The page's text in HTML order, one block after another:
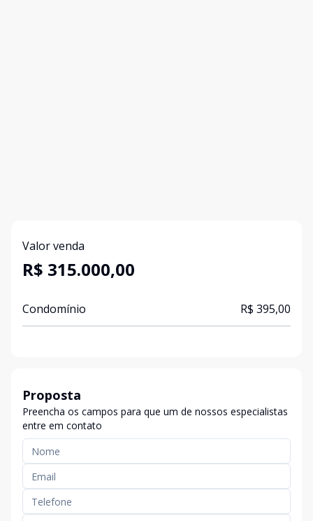
Valor venda
R$ 315.000,00
Condomínio R$ 395,00
Proposta
Preencha os campos para que um de nossos especialistas
entre em contato